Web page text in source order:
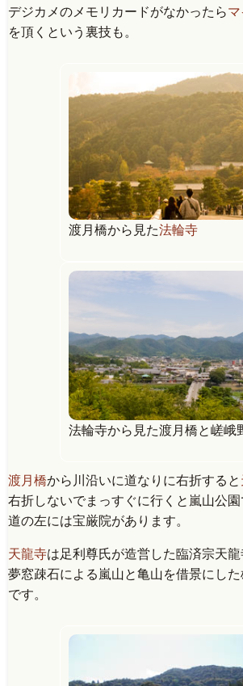
デジカメのメモリカードがなかったら
を頂くという裏技も。
渡月橋から見た法輪寺
法輪寺から見た渡月橋と嵯峨
渡月橋から川沿いに道なりに右折すると
右折しないでまっすぐに行くと嵐山公園
道の左には宝厳院があります。
天龍寺は足利尊氏が造営した臨済宗天龍
夢窓疎石による嵐山と亀山を借景にし
です。